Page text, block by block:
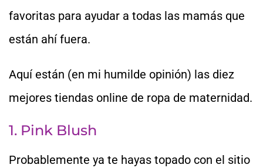
favoritas para ayudar a todas las mamás que
están ahí fuera.
Aquí están (en mi humilde opinión) las diez
mejores tiendas online de ropa de maternidad.
1. Pink Blush
Probablemente ya te hayas topado con el sitio